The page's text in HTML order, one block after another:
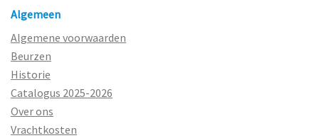
Algemeen
Algemene voorwaarden
Beurzen
Historie
Catalogus 2025-2026
Over ons
Vrachtkosten